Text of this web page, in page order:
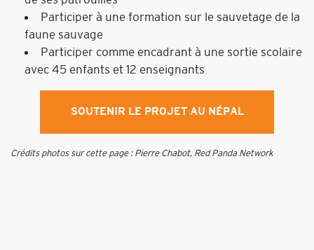
Participer à une formation sur le sauvetage de la
faune sauvage
Participer comme encadrant à une sortie scolaire
avec 45 enfants et 12 enseignants
SOUTENIR LE PROJET AU NÉPAL
Crédits photos sur cette page : Pierre Chabot, Red Panda Network